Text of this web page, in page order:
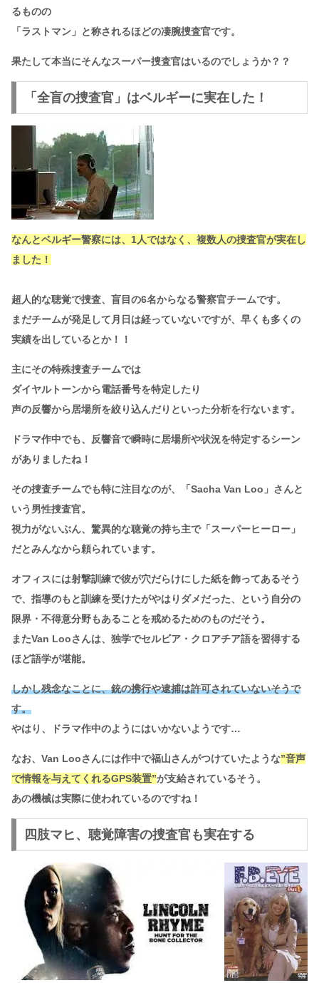
るものの
「ラストマン」と称されるほどの凄腕捜査官です。
果たして本当にそんなスーパー捜査官はいるのでしょうか？？
「全盲の捜査官」はベルギーに実在した！
なんとベルギー警察には、1人ではなく、 複数人の捜査官が実在し
ました！
超人的な聴覚で捜査、盲目の6名からなる警察官チームです。
まだチームが発足して月日は経っていないですが、早くも多くの
実績を出しているとか！！
主にその特殊捜査チームでは
ダイヤルトーンから電話番号を特定したり
声の反響から居場所を絞り込んだりといった分析を行ないます。
ドラマ作中でも、反響音で瞬時に居場所や状況を特定するシーン
がありましたね！
その捜査チームでも特に注目なのが、「Sacha Van Loo」さんと
いう男性捜査官。
視力がないぶん、驚異的な聴覚の持ち主で「スーパーヒーロー」
だとみんなから頼られています。
オフィスには射撃訓練で彼が穴だらけにした紙を飾ってあるそう
で、指導のもと訓練を受けたがやはりダメだった、という自分の
限界・不得意分野もあることを戒めるためのものだそう。
またVan Looさんは、独学でセルビア・クロアチア語を習得する
ほど語学が堪能。
しかし残念なことに、銃の携行や逮捕は許可されていないそうで
す。
やはり、ドラマ作中のようにはいかないようです…
なお、Van Looさんには作中で福山さんがつけていたような”音声
で情報を与えてくれるGPS装置”が支給されているそう。
あの機械は実際に使われているのですね！
四肢マヒ、聴覚障害の捜査官も実在する